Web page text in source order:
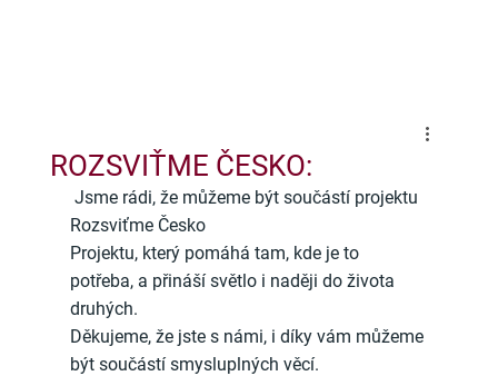
ROZSVIŤME ČESKO:
Jsme rádi, že můžeme být součástí projektu
Rozsviťme Česko
Projektu, který pomáhá tam, kde je to
potřeba, a přináší světlo i naději do života
druhých.
Děkujeme, že jste s námi, i díky vám můžeme
být součástí smysluplných věcí.